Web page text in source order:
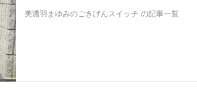
美濃羽まゆみのごきげんスイッチ の記事一覧